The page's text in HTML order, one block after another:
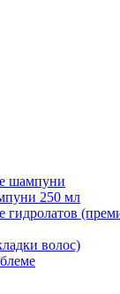
шампуни
250 мл
гидролатов
волос)